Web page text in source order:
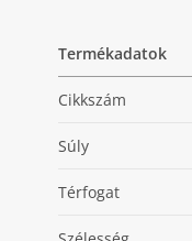
Termékadatok
Cikkszám
Súly
Térfogat